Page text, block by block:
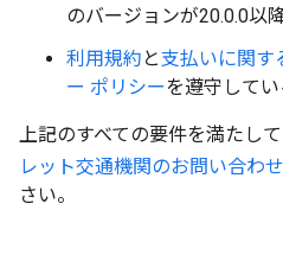
のバージョンが20.0.0以
利用規約 と支払いに関す
ー ポリシーを遵守してい
上記のすべての要件を満たして
レット交通機関のお問い合わ
さい。